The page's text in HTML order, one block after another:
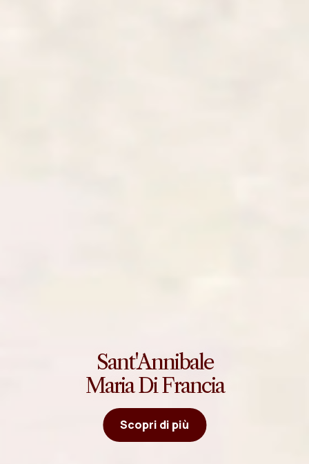
Sant'Annibale
Maria Di Francia
Scopri di più